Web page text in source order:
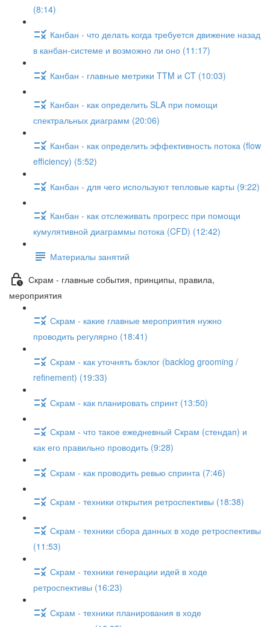
(8:14)
Канбан - что делать когда требуется движение назад
в канбан-системе и возможно ли оно (11:17)
Канбан - главные метрики TTM и CT (10:03)
Канбан - как определить SLA при помощи
спектральных диаграмм (20:06)
Канбан - как определить эффективность потока (flow
efficiency) (5:52)
Канбан - для чего используют тепловые карты (9:22)
Канбан - как отслеживать прогресс при помощи
кумулятивной диаграммы потока (CFD) (12:42)
Материалы занятий
Скрам - главные события, принципы, правила,
мероприятия
Скрам - какие главные мероприятия нужно
проводить регулярно (18:41)
Скрам - как уточнять бэклог (backlog grooming /
refinement) (19:33)
Скрам - как планировать спринт (13:50)
Скрам - что такое ежедневный Скрам (стендап) и
как его правильно проводить (9:28)
Скрам - как проводить ревью спринта (7:46)
Скрам - техники открытия ретроспективы (18:38)
Скрам - техники сбора данных в ходе ретроспективы
(11:53)
Скрам - техники генерации идей в ходе
ретроспективы (16:23)
Скрам - техники планирования в ходе